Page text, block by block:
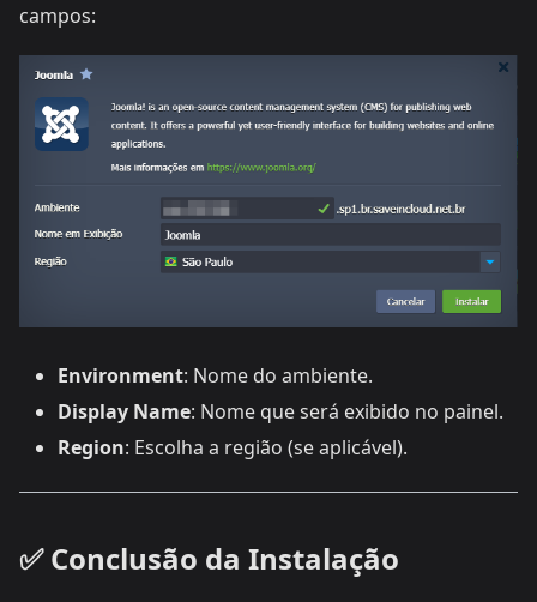
campos:
Environment: Nome do ambiente.
Display Name: Nome que será exibido no painel.
Region: Escolha a região (se aplicável).
✅ Conclusão da Instalação